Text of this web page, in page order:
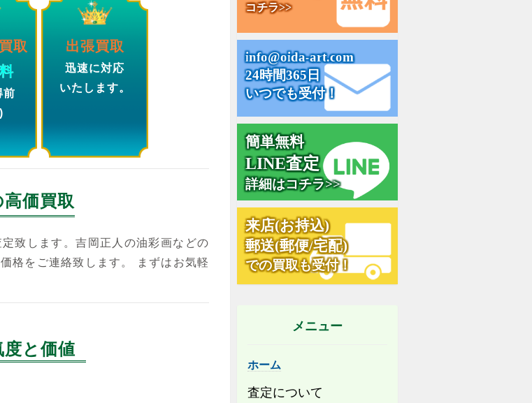
取
前
出張買取
迅速に対応
いたします。
価買取
致します。吉岡正人の油彩画などの
格をご連絡致します。 まずはお気軽
と価値
コチラ>>
info@oida-art.com
24時間365日
いつでも受付！
簡単無料
LINE査定
詳細はコチラ>>
来店(お持込)
郵送(郵便/宅配)
での買取も受付！
メニュー
ホーム
査定について